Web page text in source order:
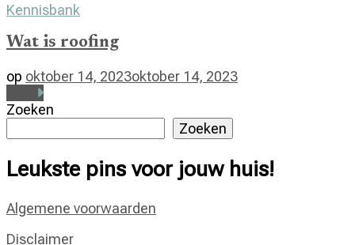
Kennisbank
Wat is roofing
op oktober 14, 2023oktober 14, 2023
Zoeken
Zoeken
Leukste pins voor jouw huis!
Algemene voorwaarden
Disclaimer